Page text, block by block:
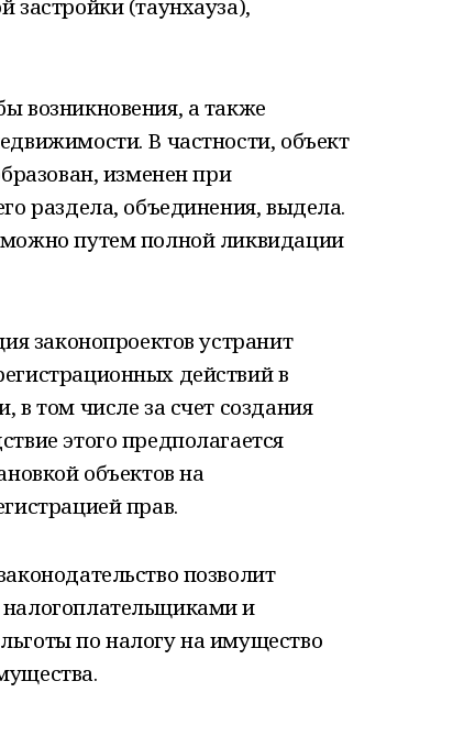
застройки (таунхауза),
возникновения, а также
В частности, объект
изменен при
раздела, объединения, выдела.
путем полной ликвидации
законопроектов устранит
действий в
том числе за счет создания
этого предполагается
объектов на
прав.
позволит
и
по налогу на имущество